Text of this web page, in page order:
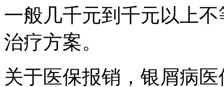
一般几千元到千元以上
治疗方案。
关于医保报销，银屑病